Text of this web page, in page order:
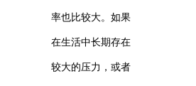
率也比较大。如果
在生活中长期存在
较大的压力，或者